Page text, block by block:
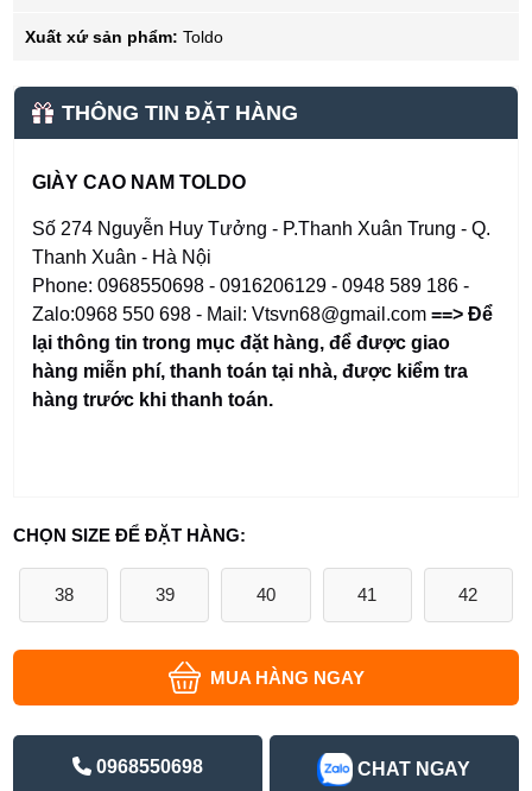
Xuất xứ sản phẩm: Toldo
THÔNG TIN ĐẶT HÀNG
GIÀY CAO NAM TOLDO
Số 274 Nguyễn Huy Tưởng - P.Thanh Xuân Trung - Q.
Thanh Xuân - Hà Nội
Phone: 0968550698 - 0916206129 - 0948 589 186 -
Zalo:0968 550 698 - Mail: Vtsvn68@gmail.com==> Để
lại thông tin trong mục đặt hàng,để được giao
hàng miễn phí, thanh toán tại nhà, được kiểm tra
hàng trước khi thanh toán.
CHỌN SIZE ĐỂ ĐẶT HÀNG:
38 39 40 41 42
MUA HÀNG NGAY
0968550698 CHAT NGAY